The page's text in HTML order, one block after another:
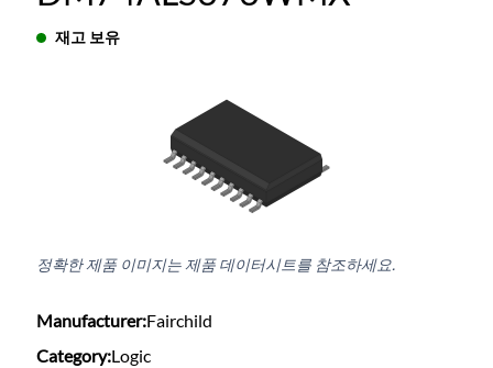
재고 보유
정확한 제품 이미지는 제품 데이터시트를 참조하세요.
Manufacturer:Fairchild
Category:Logic